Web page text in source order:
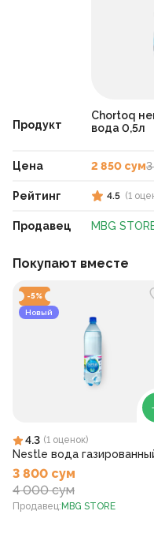
Продукт
Цена
Рейтинг
Продавец
Chortoq
вода 0,5л
2 850 сум
4.5 (1
MBG
Покупают вместе
-5%
Новый
4.3 (1 оценок)
Nestle вода
3 800 сум
4 000 сум
Продавец: MBG STORE